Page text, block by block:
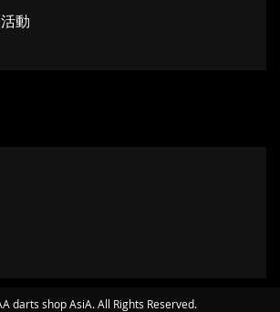
動
darts shop AsiA. All Rights Reserved.